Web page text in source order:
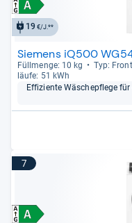
19 €/J.**
Siemens iQ500
Füll­menge: 10 kg Typ:
läufe: 51 kWh
Effi­zi­ente Wäsche­pflege
7